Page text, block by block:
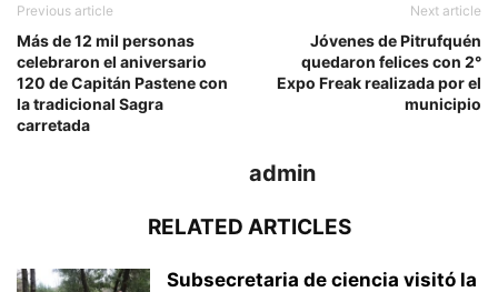
Previous article
Más de 12 mil personas
celebraron el aniversario
120 de Capitán Pastene con
la tradicional Sagra
carretada
Next article
Jóvenes de Pitrufquén
quedaron felices con 2°
Expo Freak realizada por el
municipio
admin
RELATED ARTICLES
Subsecretaria de ciencia visitó la